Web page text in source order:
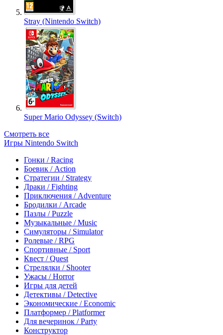
Stray (Nintendo Switch)
Super Mario Odyssey (Switch)
Смотреть все
Игры Nintendo Switch
Гонки / Racing
Боевик / Action
Стратегии / Strategy
Драки / Fighting
Приключения / Adventure
Бродилки / Arcade
Пазлы / Puzzle
Музыкальные / Music
Симуляторы / Simulator
Ролевые / RPG
Спортивные / Sport
Квест / Quest
Стрелялки / Shooter
Ужасы / Horror
Игры для детей
Детективы / Detective
Экономические / Economic
Платформер / Platformer
Для вечеринок / Party
Конструктор